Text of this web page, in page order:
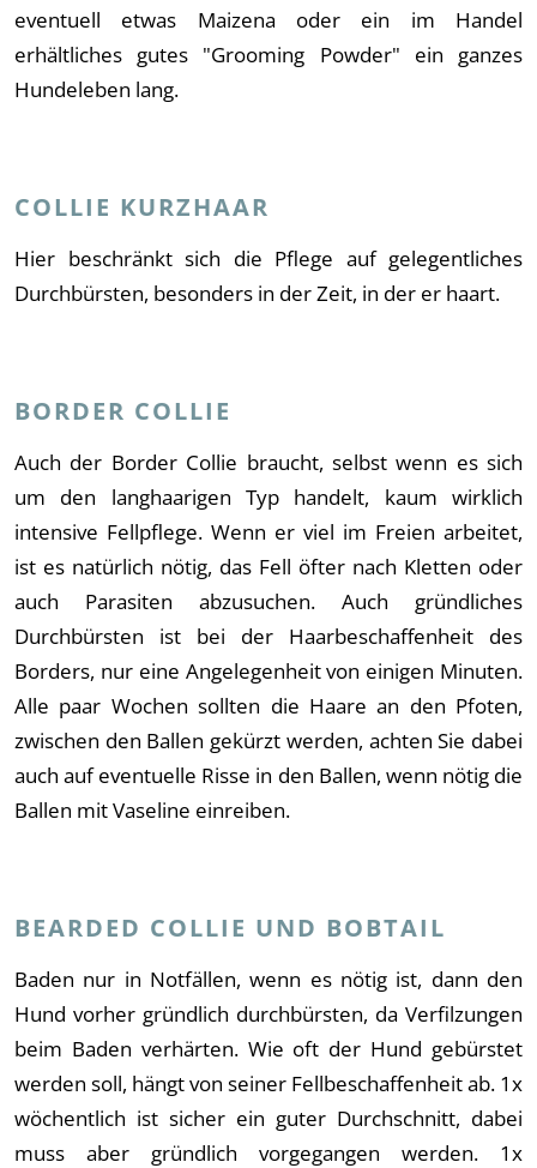
eventuell etwas Maizena oder ein im Handel
erhältliches gutes "Grooming Powder" ein ganzes
Hundeleben lang.
COLLIE KURZHAAR
Hier beschränkt sich die Pflege auf gelegentliches
Durchbürsten, besonders in der Zeit, in der er haart.
BORDER COLLIE
Auch der Border Collie braucht, selbst wenn es sich
um den langhaarigen Typ handelt, kaum wirklich
intensive Fellpflege. Wenn er viel im Freien arbeitet,
ist es natürlich nötig, das Fell öfter nach Kletten oder
auch Parasiten abzusuchen. Auch gründliches
Durchbürsten ist bei der Haarbeschaffenheit des
Borders, nur eine Angelegenheit von einigen Minuten.
Alle paar Wochen sollten die Haare an den Pfoten,
zwischen den Ballen gekürzt werden, achten Sie dabei
auch auf eventuelle Risse in den Ballen, wenn nötig die
Ballen mit Vaseline einreiben.
BEARDED COLLIE UND BOBTAIL
Baden nur in Notfällen, wenn es nötig ist, dann den
Hund vorher gründlich durchbürsten, da Verfilzungen
beim Baden verhärten. Wie oft der Hund gebürstet
werden soll, hängt von seiner Fellbeschaffenheit ab. 1x
wöchentlich ist sicher ein guter Durchschnitt, dabei
muss aber gründlich vorgegangen werden. 1x